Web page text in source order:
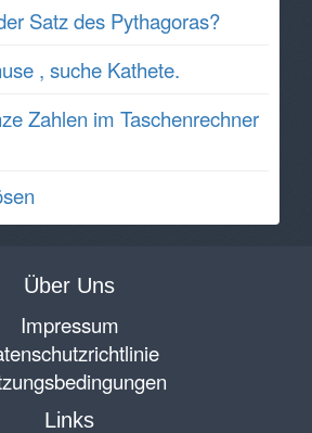
Satz des Pythagoras?
, suche Kathete.
Zahlen im Taschenrechner
Über Uns
Impressum
Links